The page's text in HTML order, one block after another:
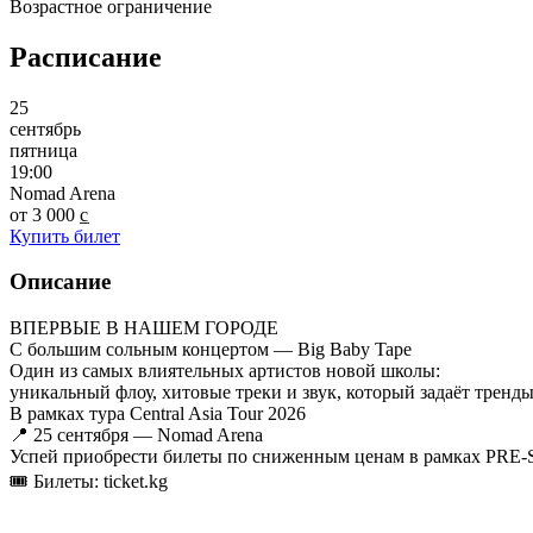
Возрастное ограничение
Расписание
25
сентябрь
пятница
19:00
Nomad Arena
от 3 000 c̲
Купить билет
Описание
ВПЕРВЫЕ В НАШЕМ ГОРОДЕ
С большим сольным концертом — Big Baby Tape
Один из самых влиятельных артистов новой школы:
уникальный флоу, хитовые треки и звук, который задаёт
В рамках тура Central Asia Tour 2026
📍 25 сентября — Nomad Arena
Успей приобрести билеты по сниженным ценам в рамках PRE-
🎟 Билеты: ticket.kg